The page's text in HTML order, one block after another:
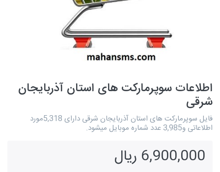
اطلاعات سوپرمارکت های استان آذربایجان
شرقی
فایل سوپرمارکت های استان آذربایجان شرقی دارای 5,318مورد
اطلاعاتی و3,985 عدد شماره موبایل میشود.
6,900,000 ریال